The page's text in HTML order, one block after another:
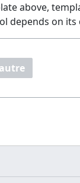
above,
depends on